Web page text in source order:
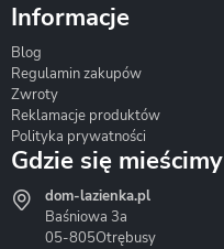
Hydrostop
Informacje
Blog
Regulamin zakupów
Zwroty
Reklamacje produktów
Polityka prywatności
Gdzie się mieścimy
dom-lazienka.pl
Baśniowa 3a
05-805Otrębusy